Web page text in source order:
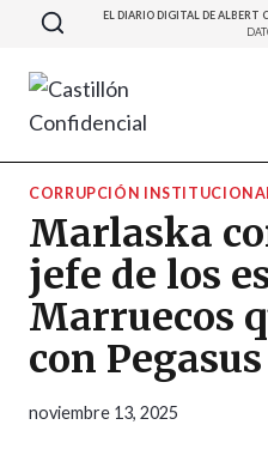
Saltar
contenido
EL DIARIO DIGITAL DE ALBERT
CORRUPCIÓN
Marlaska
jefe de los
Marruecos
con Pegasus
noviembre 13, 2025